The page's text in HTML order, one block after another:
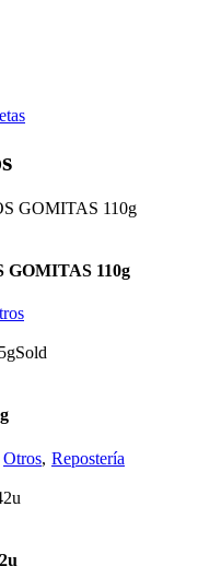
110g
Sold
Otros Repostería